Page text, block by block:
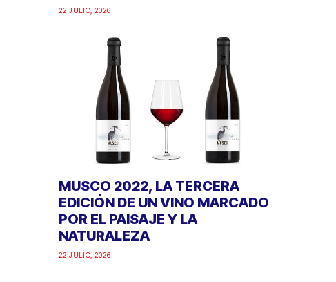
22 JULIO, 2026
MUSCO 2022, LA TERCERA
EDICIÓN DE UN VINO MARCADO
POR EL PAISAJE Y LA
NATURALEZA
22 JULIO, 2026